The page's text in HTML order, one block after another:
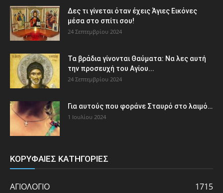
Δες τι γίνεται όταν έχεις Άγιες Εικόνες
μέσα στο σπίτι σου!
24 Σεπτεμβρίου 2024
Τα βράδια γίνονται Θαύματα: Να λες αυτή
την προσευχή του Αγίου...
24 Σεπτεμβρίου 2024
Για αυτούς που φοράνε Σταυρό στο λαιμό…
1 Ιουλίου 2024
ΚΟΡΥΦΑΙΕΣ ΚΑΤΗΓΟΡΙΕΣ
ΑΓΙΟΛΟΓΙΟ
1715